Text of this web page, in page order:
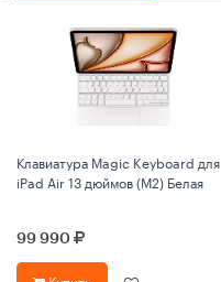
Клавиатура Magic Keyboard для
iPad Air 13 дюймов (M2) Белая
99 990